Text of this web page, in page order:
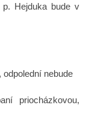
Hejduka bude v
odpolední nebude
priocházkovou,